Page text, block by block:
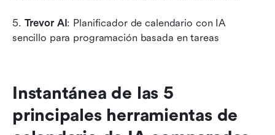
5. Trevor AI: Planificador de calendario con IA
sencillo para programación basada en tareas
Instantánea de las 5
principales herramientas de